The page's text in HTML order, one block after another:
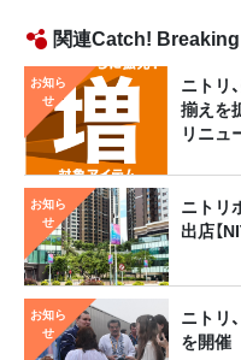
関連Catch!
ニトリ
揃えを
リニュ
ニトリ
出店【
ニトリ
を開催